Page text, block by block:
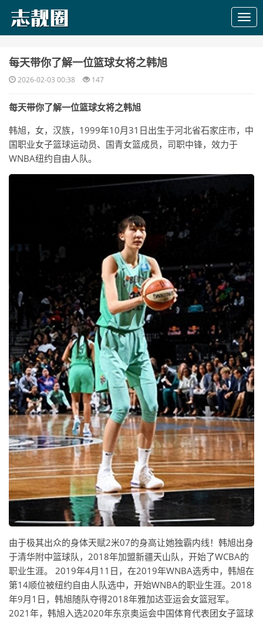
​每天带你了解一位篮球女将之韩旭
2026-02-03 00:38 147
每天带你了解一位篮球女将之韩旭
韩旭，女，汉族，1999年10月31日出生于河北省石家庄市，中
国职业女子篮球运动员、国青女篮成员，司职中锋，效力于
WNBA纽约自由人队。
由于极其出众的身体天赋2米07的身高让她独霸内线！韩旭出身
于清华附中篮球队，2018年加盟新疆天山队，开始了WCBA的
职业生涯。 2019年4月11日，在2019年WNBA选秀中，韩旭在
第14顺位被纽约自由人队选中，开始WNBA的职业生涯。2018
年9月1日，韩旭随队夺得2018年雅加达亚运会女篮冠军。
2021年，韩旭入选2020年东京奥运会中国体育代表团女子篮球